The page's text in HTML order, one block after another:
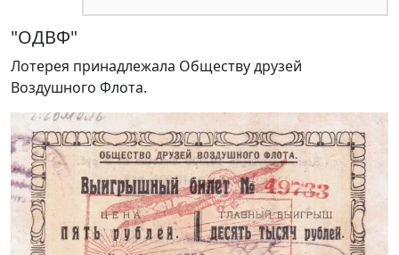
"ОДВФ"
Лотерея принадлежала Обществу друзей
Воздушного Флота.